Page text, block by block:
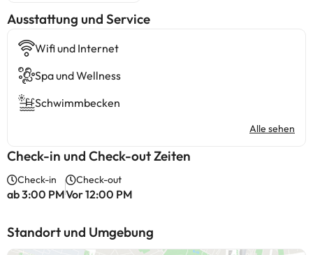
​Ausstattung und Service
Wifi und Internet
Spa und Wellness
Schwimmbecken
Alle sehen
Check-in und Check-out Zeiten
Check-in
ab 3:00 PM
Check-out
Vor 12:00 PM
Standort und Umgebung